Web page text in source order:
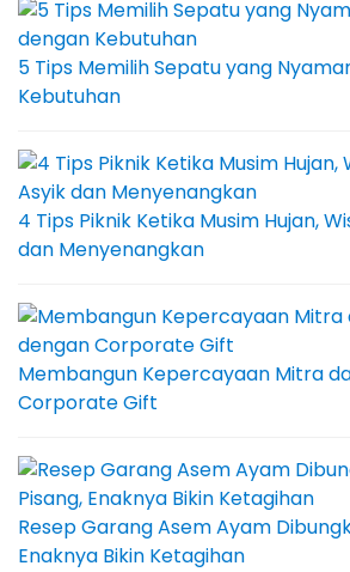
5 Tips Memilih Sepatu yang
Kebutuhan
4 Tips Piknik Ketika Musim Hujan,
dan Menyenangkan
Membangun Kepercayaan Mitra
Corporate Gift
Resep Garang Asem Ayam
Enaknya Bikin Ketagihan